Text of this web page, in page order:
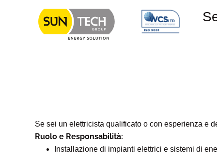
Se sei un elettricista qualificato o con esperienza e
Ruolo e Responsabilità:
Installazione di impianti elettrici e sistemi di